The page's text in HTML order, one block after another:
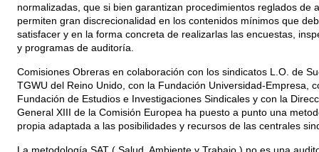
normalizadas, que si bien garantizan procedimientos reglados de
permiten gran discrecionalidad en los contenidos mínimos que
satisfacer y en la forma concreta de realizarlas las encuestas,
y programas de auditoría.
Comisiones Obreras en colaboración con los sindicatos L.O. de
TGWU del Reino Unido, con la Fundación Universidad-Empresa,
Fundación de Estudios e Investigaciones Sindicales y con la
General XIII de la Comisión Europea ha puesto a punto una
propia adaptada a las posibilidades y recursos de las centrales